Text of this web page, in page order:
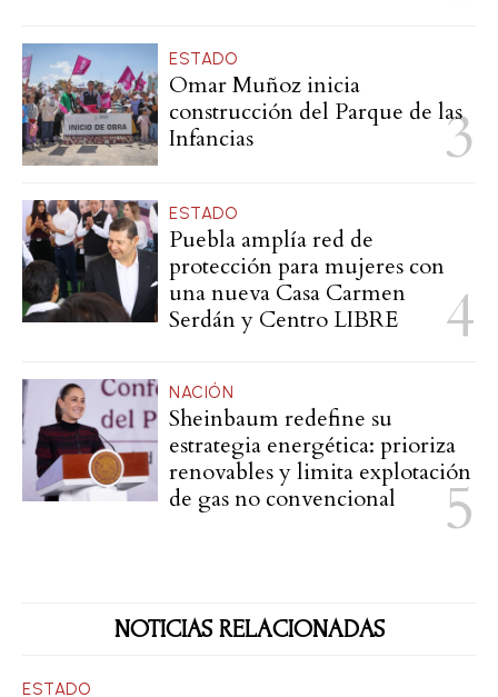
ESTADO
Omar Muñoz inicia
construcción del Parque de las
Infancias
ESTADO
Puebla amplía red de
protección para mujeres con
una nueva Casa Carmen
Serdán y Centro LIBRE
NACIÓN
Sheinbaum redefine su
estrategia energética: prioriza
renovables y limita explotación
de gas no convencional
NOTICIAS RELACIONADAS
ESTADO